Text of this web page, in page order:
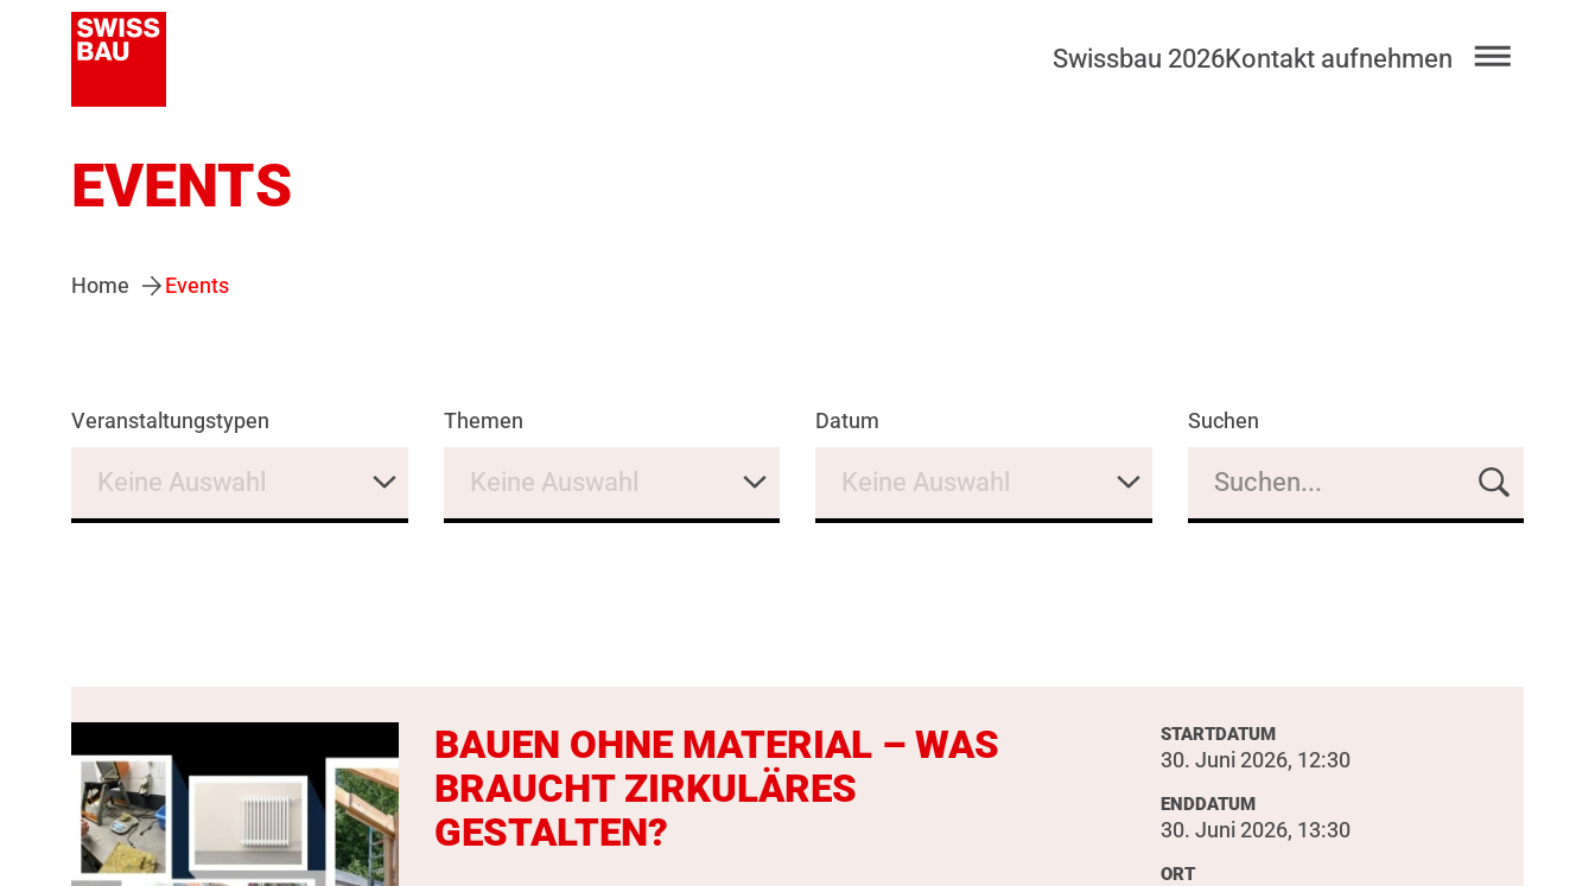
Swissbau 2026Kontakt aufnehmen
EVENTS
Home Events
Veranstaltungstypen
Keine Auswahl
Themen
Keine Auswahl
Datum
Keine Auswahl
Suchen
BAUEN OHNE MATERIAL – WAS
BRAUCHT ZIRKULÄRES
GESTALTEN?
STARTDATUM
30. Juni 2026, 12:30
ENDDATUM
30. Juni 2026, 13:30
ORT